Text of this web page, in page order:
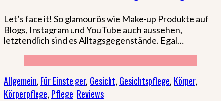
Let’s face it! So glamourös wie Make-up Produkte auf
Blogs, Instagram und YouTube auch aussehen,
letztendlich sind es Alltagsgegenstände. Egal…
Allgemein, Für Einsteiger, Gesicht, Gesichtspflege, Körper,
Körperpflege, Pflege, Reviews